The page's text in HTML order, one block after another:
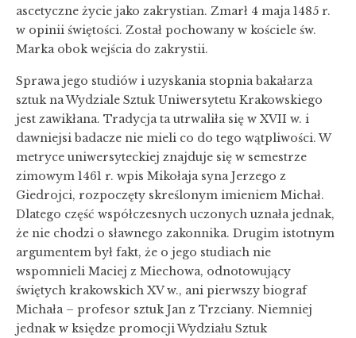
ascetyczne życie jako zakrystian. Zmarł 4 maja 1485 r.
w opinii świętości. Został pochowany w kościele św.
Marka obok wejścia do zakrystii.
Sprawa jego studiów i uzyskania stopnia bakałarza
sztuk na Wydziale Sztuk Uniwersytetu Krakowskiego
jest zawikłana. Tradycja ta utrwaliła się w XVII w. i
dawniejsi badacze nie mieli co do tego wątpliwości. W
metryce uniwersyteckiej znajduje się w semestrze
zimowym 1461 r. wpis Mikołaja syna Jerzego z
Giedrojci, rozpoczęty skreślonym imieniem Michał.
Dlatego część współczesnych uczonych uznała jednak,
że nie chodzi o sławnego zakonnika. Drugim istotnym
argumentem był fakt, że o jego studiach nie
wspomnieli Maciej z Miechowa, odnotowujący
świętych krakowskich XV w., ani pierwszy biograf
Michała – profesor sztuk Jan z Trzciany. Niemniej
jednak w księdze promocji Wydziału Sztuk